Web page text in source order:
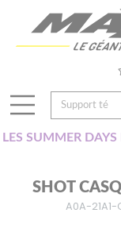
LES SUMMER
SHOT
A0A-21A1-